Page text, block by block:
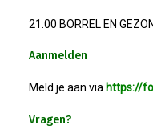
21.00 BORREL EN
Aanmelden
Meld je aan via https://
Vragen?